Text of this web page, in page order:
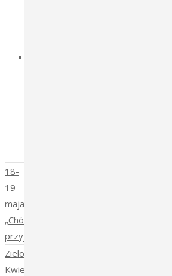
18-
19
maja
„Chór
przyjechał”
Zielony
Kwiecień